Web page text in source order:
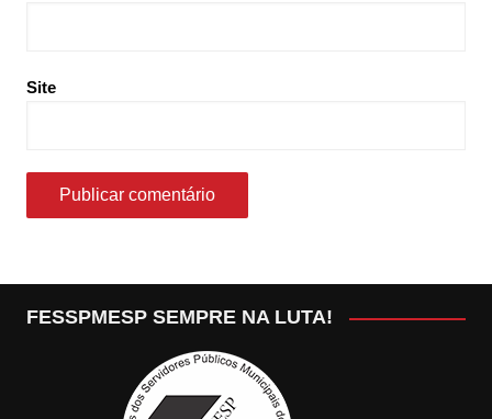
Site
FESSPMESP SEMPRE NA LUTA!